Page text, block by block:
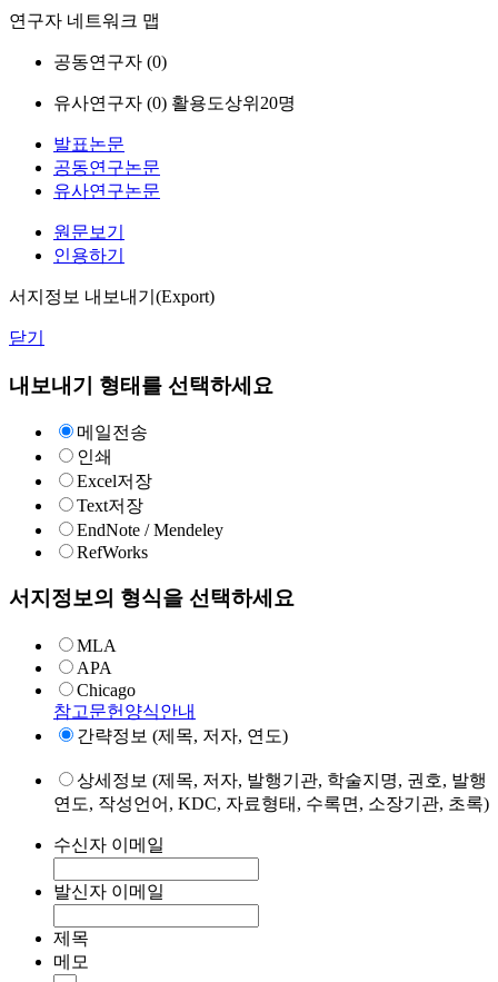
연구자 네트워크 맵
공동연구자 (0)
유사연구자 (0) 활용도상위20명
발표논문
공동연구논문
유사연구논문
원문보기
인용하기
서지정보 내보내기(Export)
닫기
내보내기 형태를 선택하세요
메일전송
인쇄
Excel저장
Text저장
EndNote / Mendeley
RefWorks
서지정보의 형식을 선택하세요
MLA
APA
Chicago
참고문헌양식안내
간략정보 (제목, 저자, 연도)
상세정보 (제목, 저자, 발행기관, 학술지명, 권호, 발행
연도, 작성언어, KDC, 자료형태, 수록면, 소장기관, 초록)
수신자 이메일
발신자 이메일
제목
메모